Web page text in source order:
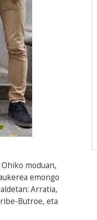
moduan,
emongo
Arratia,
Butroe, eta